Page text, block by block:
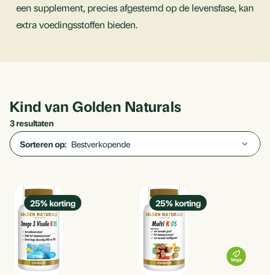
een supplement, precies afgestemd op de levensfase, kan
extra voedingsstoffen bieden.
Kind van Golden Naturals
3 resultaten
Sorteren op:
25% korting 25% korting